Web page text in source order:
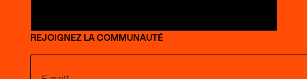
REJOIGNEZ LA COMMUNAUTÉ